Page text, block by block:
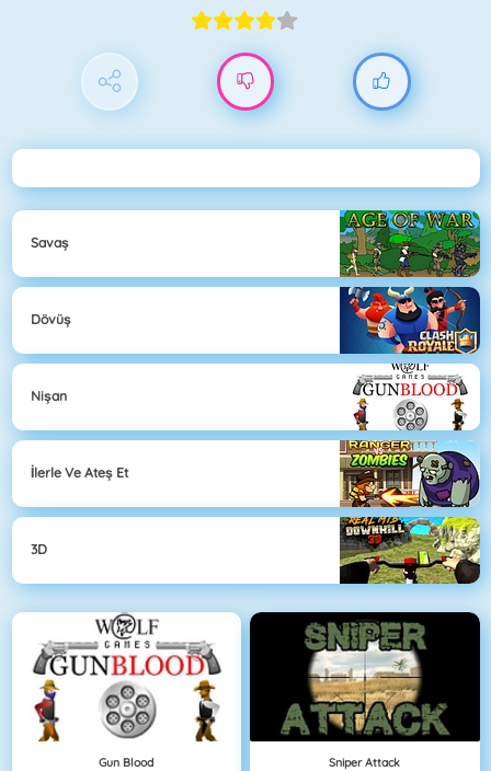
Savaş
Dövüş
Nişan
İlerle Ve Ateş Et
3D
Gun Blood Sniper Attack